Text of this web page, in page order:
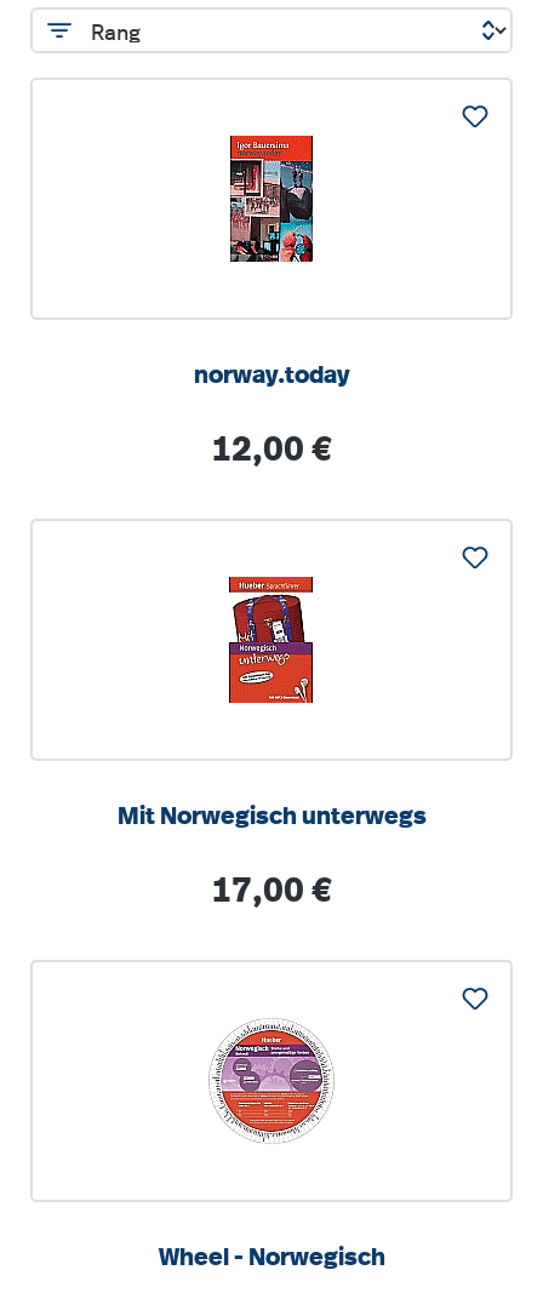
norway.today
Regulärer Preis:
12,00 €
Mit Norwegisch unterwegs
Regulärer Preis:
17,00 €
Wheel - Norwegisch